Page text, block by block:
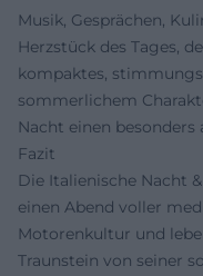
Musik, Gesprächen,
Herzstück des Tages,
kompaktes,
sommerlichem
Nacht einen
Fazit
Die Italienische Nacht
einen Abend voller
Motorenkultur und
Traunstein von seiner